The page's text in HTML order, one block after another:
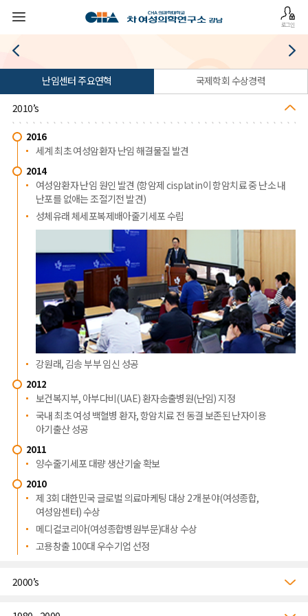
로그인
난임센터 주요연혁
국제학회 수상경력
2010’s
2016
세계 최초 여성암환자 난임 해결물질 발견
2014
여성암환자 난임 원인 발견 (항암제 cisplatin이 항암치료 중 난소 내
난포를 없애는 조절기전 발견)
성체유래 체세포복제배아줄기세포 수립
강원래, 김송 부부 임신 성공
2012
보건복지부, 아부다비(UAE) 환자송출병원(난임) 지정
국내 최초 여성 백혈병 환자, 항암치료 전 동결 보존된 난자이용
아기출산 성공
2011
양수줄기세포 대량 생산기술 확보
2010
제 3회 대한민국 글로벌 의료마케팅 대상 2개 분야(여성종합,
여성암센터) 수상
메디컬코리아(여성종합병원부문)대상 수상
고용창출 100대 우수기업 선정
2000’s